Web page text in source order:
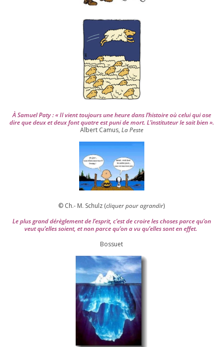
À Samuel Paty : « Il vient tou­jours une heure dans l’his­toire où celui qui ose
dire que deux et deux font quatre est puni de mort. L’instituteur le sait bien ».
Albert Camus, La Peste
© Ch.- M. Schulz (cli­quer pour agran­dir)
Le plus grand dérè­gle­ment de l’es­prit, c’est de croire les choses parce qu’on
veut qu’elles soient, et non parce qu’on a vu qu’elles sont en effet.
Bossuet